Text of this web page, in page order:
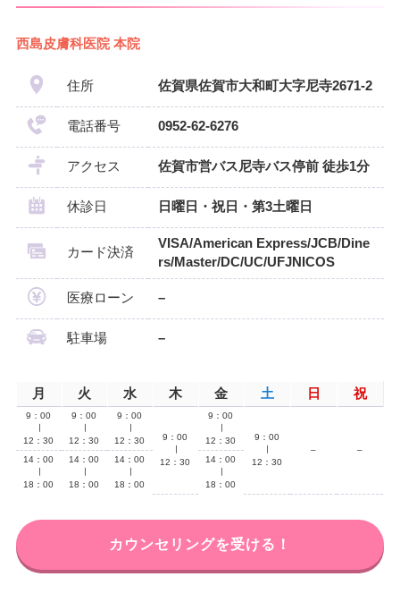
西島皮膚科医院 本院
住所 佐賀県佐賀市大和町大字尼寺2671-2
電話番号 0952-62-6276
アクセス 佐賀市営バス尼寺バス停前 徒歩1分
休診日 日曜日・祝日・第3土曜日
カード決済
VISA/American Express/JCB/Dine
rs/Master/DC/UC/UFJNICOS
医療ローン –
駐車場 –
月 火 水 木 金 土 日 祝
9：00
12：30
9：00
12：30
9：00
12：30
9：00
12：30
9：00
12：30
9：00
12：30
–
–
14：00
18：00
14：00
18：00
14：00
18：00
14：00
18：00
カウンセリングを受ける！